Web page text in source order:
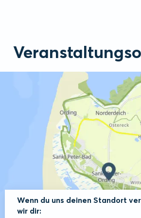
Wenn du uns deinen Standort
wir dir: